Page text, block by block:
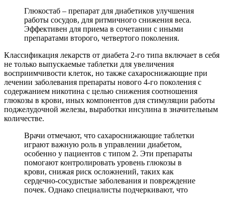
Глюкостаб – препарат для диабетиков улучшения
работы сосудов, для ритмичного снижения веса.
Эффективен для приема в сочетании с иными
препаратами второго, четвертого поколения.
Классификация лекарств от диабета 2-го типа включает в себя
не только выпускаемые таблетки для увеличения
восприимчивости клеток, но также сахароснижающие при
лечении заболевания препараты нового 4-го поколения с
содержанием никотина с целью снижения соотношения
глюкозы в крови, иных компонентов для стимуляции работы
поджелудочной железы, выработки инсулина в значительным
количестве.
Врачи отмечают, что сахароснижающие таблетки
играют важную роль в управлении диабетом,
особенно у пациентов с типом 2. Эти препараты
помогают контролировать уровень глюкозы в
крови, снижая риск осложнений, таких как
сердечно-сосудистые заболевания и повреждение
почек. Однако специалисты подчеркивают, что